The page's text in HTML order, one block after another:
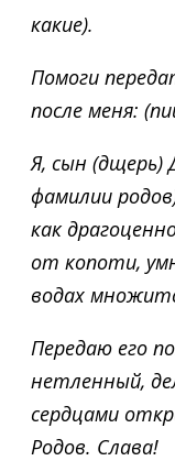
какие).
Помоги
после меня:
Я, сын (дщерь)
фамилии
как
от копоти,
водах
Передаю его
нетленный,
сердцами
Родов. Слава!